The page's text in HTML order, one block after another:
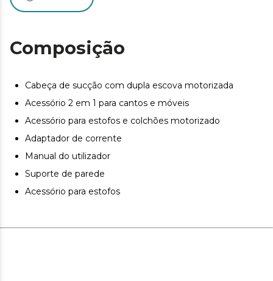
todas as superfícies eficazmente.
aumenta ao máximo a durabilidade da bateria com
resultados impecáveis e o modo Turbo acaba com a
Máxima eficiência ao longo de toda a sua vida útil
graças à tecnologia Cyclonic System. Contém os
últimos avanços em aspiração para separar as partículas
por força centrífuga. Com acessório 2 em 1, acessório
de estofos, acessório motorizado de estofo e o suporte
de parede.
Composição
Cabeça de sucção com dupla escova motorizada
Acessório 2 em 1 para cantos e móveis
Acessório para estofos e colchões motorizado
Adaptador de corrente
Manual do utilizador
Suporte de parede
Acessório para estofos